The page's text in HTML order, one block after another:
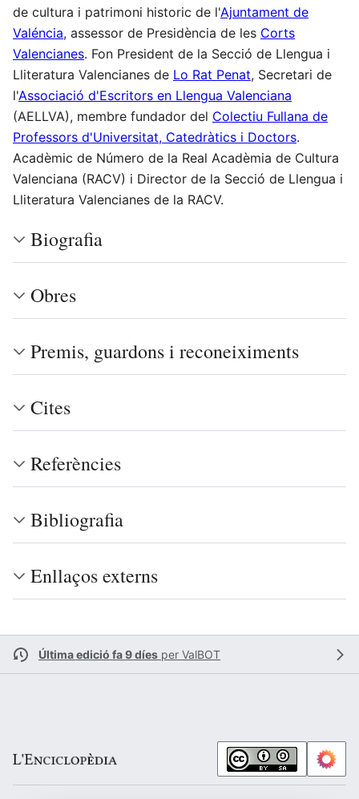
de cultura i patrimoni historic de l'Ajuntament de
Valéncia, assessor de Presidència de les Corts
Valencianes. Fon President de la Secció de Llengua i
Lliteratura Valencianes de Lo Rat Penat, Secretari de
l'Associació d'Escritors en Llengua Valenciana
(AELLVA), membre fundador del Colectiu Fullana de
Professors d'Universitat, Catedràtics i Doctors.
Acadèmic de Número de la Real Acadèmia de Cultura
Valenciana (RACV) i Director de la Secció de Llengua i
Lliteratura Valencianes de la RACV.
Biografia
Obres
Premis, guardons i reconeiximents
Cites
Referències
Bibliografia
Enllaços externs
Última edició fa 9 díes per ValBOT